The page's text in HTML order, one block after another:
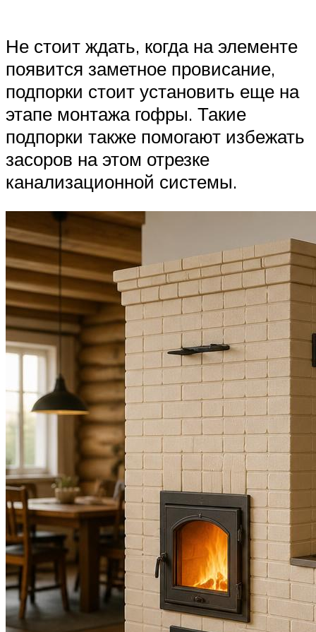
Не стоит ждать, когда на элементе
появится заметное провисание,
подпорки стоит установить еще на
этапе монтажа гофры. Такие
подпорки также помогают избежать
засоров на этом отрезке
канализационной системы.